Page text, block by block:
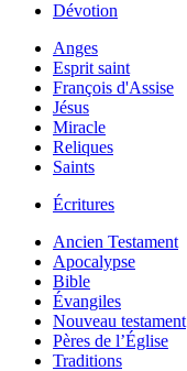
Dévotion
Anges
Esprit saint
François d'Assise
Jésus
Miracle
Reliques
Saints
Écritures
Ancien Testament
Apocalypse
Bible
Évangiles
Nouveau testament
Pères de l’Église
Traditions